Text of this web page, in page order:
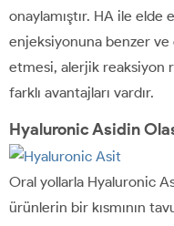
onaylamıştır. HA ile
enjeksiyonuna benzer
etmesi, alerjik reaksiyon
farklı avantajları vardır.
Hyaluronic Asidin
Oral yollarla Hyaluronic
ürünlerin bir kısmının